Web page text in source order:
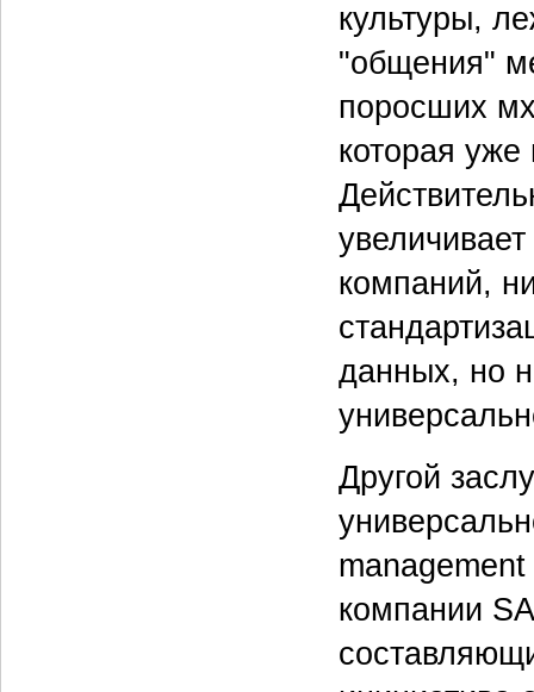
культуры,
"общения"
поросших
которая уже
компаний,
данных, но
Другой
компании